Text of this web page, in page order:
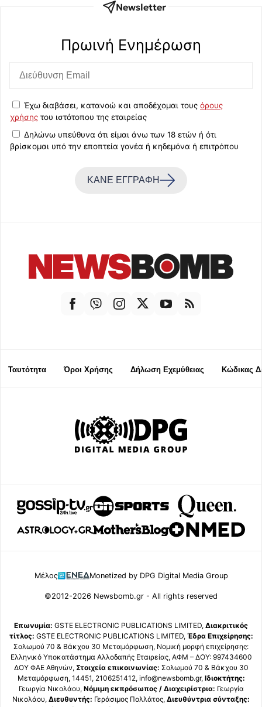
Newsletter
Πρωινή Eνημέρωση
Έχω διαβάσει, κατανοώ και αποδέχομαι τους όρους
χρήσης του ιστότοπου της εταιρείας
Δηλώνω υπεύθυνα ότι είμαι άνω των 18 ετών ή ότι
βρίσκομαι υπό την εποπτεία γονέα ή κηδεμόνα ή επιτρόπου
ΚΑΝΕ ΕΓΓΡΑΦΗ
Ταυτότητα Όροι Χρήσης Δήλωση Εχεμύθειας Κώδικας
Μέλος Monetized by DPG Digital Media Group
©2012-2026 Newsbomb.gr - All rights reserved
Επωνυμία: GSTE ELECTRONIC PUBLICATIONS LIMITED, Διακριτικός
τίτλος: GSTE ELECTRONIC PUBLICATIONS LIMITED, Έδρα Επιχείρησης:
Σολωμού 70 & Βάκχου 30 Μεταμόρφωση, Νομική μορφή επιχείρησης:
Ελληνικό Υποκατάστημα Αλλοδαπής Εταιρείας, ΑΦΜ – ΔΟΥ: 997434600
ΔΟΥ ΦΑΕ Αθηνών, Στοιχεία επικοινωνίας: Σολωμού 70 & Βάκχου 30
Μεταμόρφωση, 14451, 2106251412, info@newsbomb.gr, Ιδιοκτήτης:
Γεωργία Νικολάου, Νόμιμη εκπρόσωπος / Διαχειρίστρια: Γεωργία
Νικολάου, Διευθυντής: Γεράσιμος Πολλάτος, Διευθύντρια σύνταξης: